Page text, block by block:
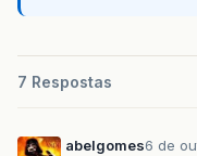
7 Respostas
abelgomes6 de